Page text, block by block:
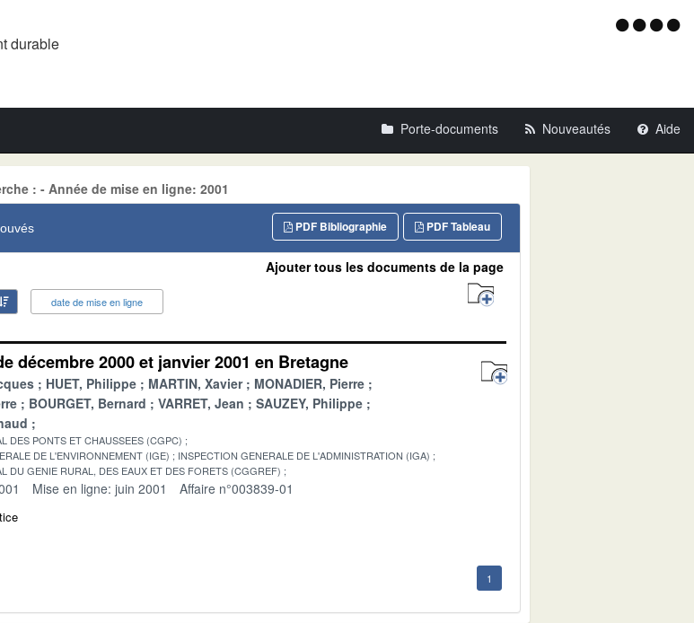
durable Menu
Porte-documents Nouveautés Aide
: - Année de mise en ligne: 2001
PDF Tableau
PDF Bibliographie
date de mise en ligne
Ajouter tous les documents de la page
décembre 2000 et janvier 2001 en Bretagne
HUET, Philippe MARTIN, Xavier
MONADIER, Pierre
BOURGET, Bernard VARRET, Jean
SAUZEY, Philippe
DES PONTS ET CHAUSSEES (CGPC)
DE L'ENVIRONNEMENT (IGE)
INSPECTION GENERALE DE L'ADMINISTRATION (IGA)
DU GENIE RURAL, DES EAUX ET DES FORETS (CGGREF)
Mise en ligne: juin 2001 Affaire n°003839-01
1